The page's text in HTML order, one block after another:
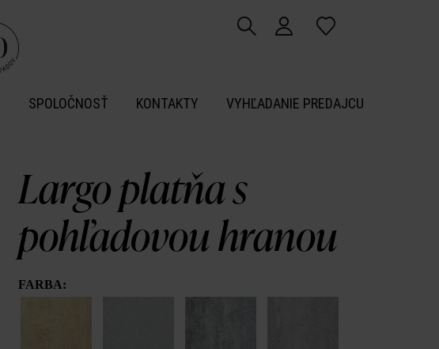
SPOLOČNOSŤ KONTAKTY VYHĽADANIE PREDAJCU
Largo platňa s
pohľadovou hranou
FARBA: